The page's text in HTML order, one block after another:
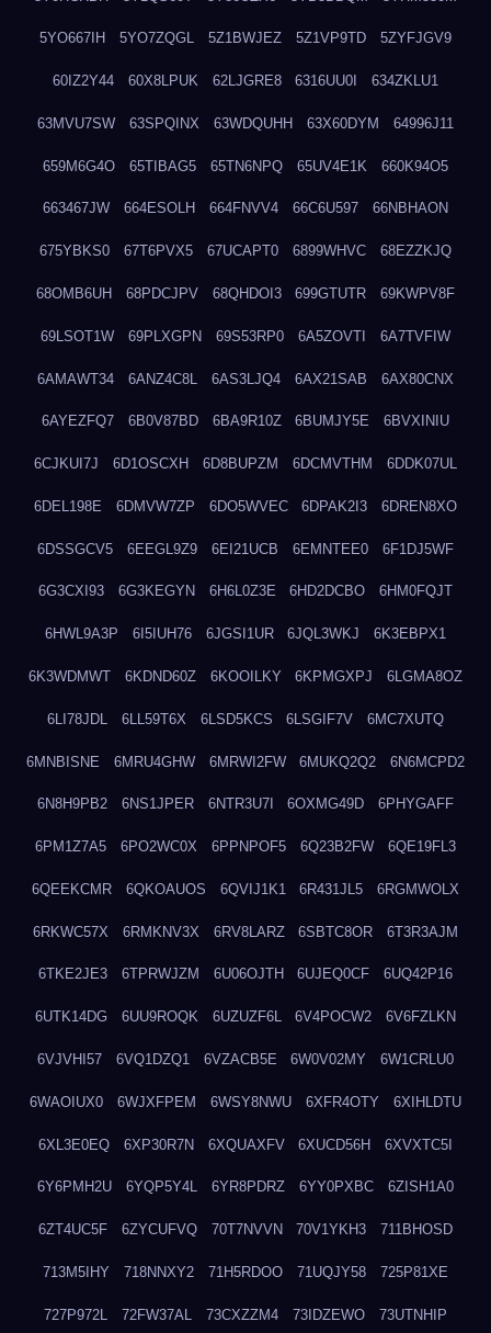
5YO667IH 5YO7ZQGL 5Z1BWJEZ 5Z1VP9TD 5ZYFJGV9
60IZ2Y44 60X8LPUK 62LJGRE8 6316UU0I 634ZKLU1
63MVU7SW 63SPQINX 63WDQUHH 63X60DYM 64996J11
659M6G4O 65TIBAG5 65TN6NPQ 65UV4E1K 660K94O5
663467JW 664ESOLH 664FNVV4 66C6U597 66NBHAON
675YBKS0 67T6PVX5 67UCAPT0 6899WHVC 68EZZKJQ
68OMB6UH 68PDCJPV 68QHDOI3 699GTUTR 69KWPV8F
69LSOT1W 69PLXGPN 69S53RP0 6A5ZOVTI 6A7TVFIW
6AMAWT34 6ANZ4C8L 6AS3LJQ4 6AX21SAB 6AX80CNX
6AYEZFQ7 6B0V87BD 6BA9R10Z 6BUMJY5E 6BVXINIU
6CJKUI7J 6D1OSCXH 6D8BUPZM 6DCMVTHM 6DDK07UL
6DEL198E 6DMVW7ZP 6DO5WVEC 6DPAK2I3 6DREN8XO
6DSSGCV5 6EEGL9Z9 6EI21UCB 6EMNTEE0 6F1DJ5WF
6G3CXI93 6G3KEGYN 6H6L0Z3E 6HD2DCBO 6HM0FQJT
6HWL9A3P 6I5IUH76 6JGSI1UR 6JQL3WKJ 6K3EBPX1
6K3WDMWT 6KDND60Z 6KOOILKY 6KPMGXPJ 6LGMA8OZ
6LI78JDL 6LL59T6X 6LSD5KCS 6LSGIF7V 6MC7XUTQ
6MNBISNE 6MRU4GHW 6MRWI2FW 6MUKQ2Q2 6N6MCPD2
6N8H9PB2 6NS1JPER 6NTR3U7I 6OXMG49D 6PHYGAFF
6PM1Z7A5 6PO2WC0X 6PPNPOF5 6Q23B2FW 6QE19FL3
6QEEKCMR 6QKOAUOS 6QVIJ1K1 6R431JL5 6RGMWOLX
6RKWC57X 6RMKNV3X 6RV8LARZ 6SBTC8OR 6T3R3AJM
6TKE2JE3 6TPRWJZM 6U06OJTH 6UJEQ0CF 6UQ42P16
6UTK14DG 6UU9ROQK 6UZUZF6L 6V4POCW2 6V6FZLKN
6VJVHI57 6VQ1DZQ1 6VZACB5E 6W0V02MY 6W1CRLU0
6WAOIUX0 6WJXFPEM 6WSY8NWU 6XFR4OTY 6XIHLDTU
6XL3E0EQ 6XP30R7N 6XQUAXFV 6XUCD56H 6XVXTC5I
6Y6PMH2U 6YQP5Y4L 6YR8PDRZ 6YY0PXBC 6ZISH1A0
6ZT4UC5F 6ZYCUFVQ 70T7NVVN 70V1YKH3 711BHOSD
713M5IHY 718NNXY2 71H5RDOO 71UQJY58 725P81XE
727P972L 72FW37AL 73CXZZM4 73IDZEWO 73UTNHIP